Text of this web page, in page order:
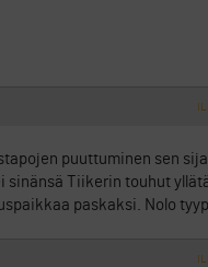
puuttuminen sen
sinänsä Tiikerin touhut
paskaksi. Nolo